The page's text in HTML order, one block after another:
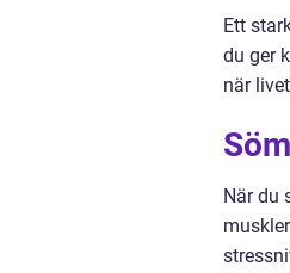
Ett
du ger
när
När du